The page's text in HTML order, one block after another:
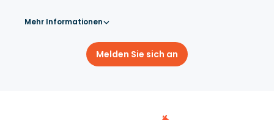
Mehr Informationen
Melden Sie sich an